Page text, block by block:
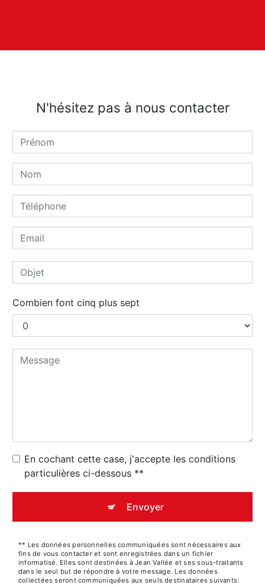
N'hésitez pas à nous contacter
Combien font cinq plus sept
En cochant cette case, j'accepte les conditions
particulières ci-dessous **
Envoyer
** Les données personnelles communiquées sont nécessaires aux
fins de vous contacter et sont enregistrées dans un fichier
informatisé. Elles sont destinées à Jean Vallée et ses sous-traitants
dans le seul but de répondre à votre message. Les données
collectées seront communiquées aux seuls destinataires suivants: